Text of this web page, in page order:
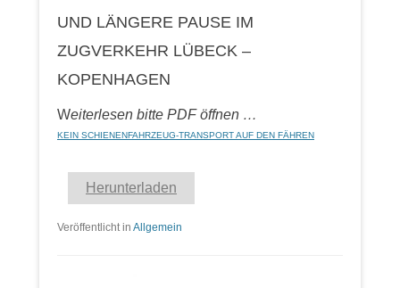
UND LÄNGERE PAUSE IM
ZUGVERKEHR LÜBECK –
KOPENHAGEN
Weiterlesen bitte PDF öffnen …
KEIN SCHIENENFAHRZEUG-TRANSPORT AUF DEN FÄHREN
Herunterladen
Veröffentlicht in Allgemein